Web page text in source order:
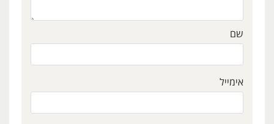
שם
אימייל